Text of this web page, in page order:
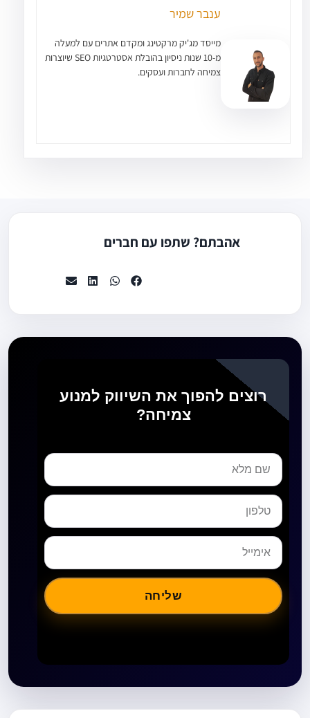
ענבר שמיר
מייסד מג'יק מרקטינג ומקדם אתרים עם למעלה
מ-10 שנות ניסיון בהובלת אסטרטגיות SEO שיוצרות
צמיחה לחברות ועסקים.
אהבתם? שתפו עם חברים
רוצים להפוך את השיווק למנוע
צמיחה?
שליחה